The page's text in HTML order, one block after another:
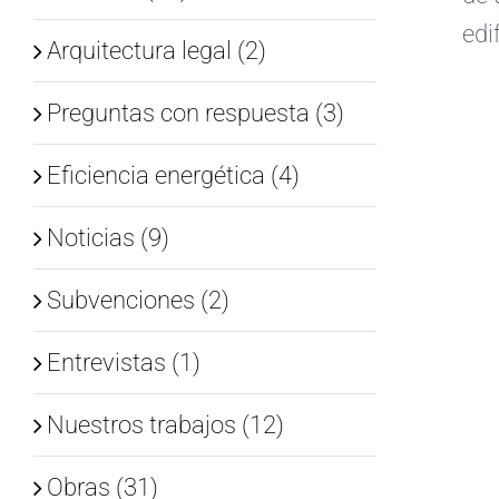
Arquitectura legal (2)
Preguntas con respuesta (3)
Eficiencia energética (4)
Noticias (9)
Subvenciones (2)
Entrevistas (1)
Nuestros trabajos (12)
Obras (31)